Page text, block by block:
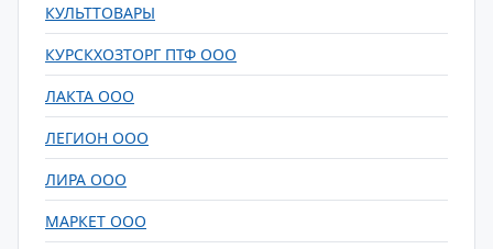
КУЛЬТТОВАРЫ
КУРСКХОЗТОРГ ПТФ ООО
ЛАКТА ООО
ЛЕГИОН ООО
ЛИРА ООО
МАРКЕТ ООО